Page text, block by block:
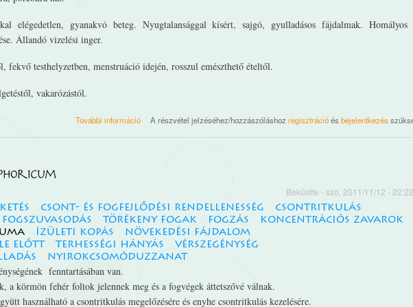
elégedetlen, gyanakvó beteg. Nyugtalansággal kísért, sajgó, gyulladásos fájdalmak. Homályos
Állandó vizelési inger.
fekvő testhelyzetben, menstruáció idején, rosszul emészthető ételtől.
vakarózástól.
További információruta graveolens tartalommal kapcsolatosan
A részvétel jelzéséhez/hozzászóláshozregisztrációésbejelentkezés
Beküldte - szo, 2011/11/12 - 22:22
csont- és fogfejlődési rendellenesség
csontritkulás
fogszuvasodás törékeny fogak fogzás
koncentrációs zavarok
ízületi kopás
növekedési fájdalom
előtt
terhességi hányás
vérszegénység
nyirokcsomóduzzanat
fenntartásában van.
a körmön fehér foltok jelennek meg és a fogvégek áttetszővé válnak.
használható a csontritkulás megelőzésére és enyhe csontritkulás kezelésére.